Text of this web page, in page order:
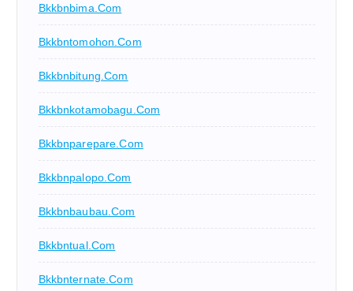
Bkkbnbima.com
Bkkbntomohon.com
Bkkbnbitung.com
Bkkbnkotamobagu.com
Bkkbnparepare.com
Bkkbnpalopo.com
Bkkbnbaubau.com
Bkkbntual.com
Bkkbnternate.com